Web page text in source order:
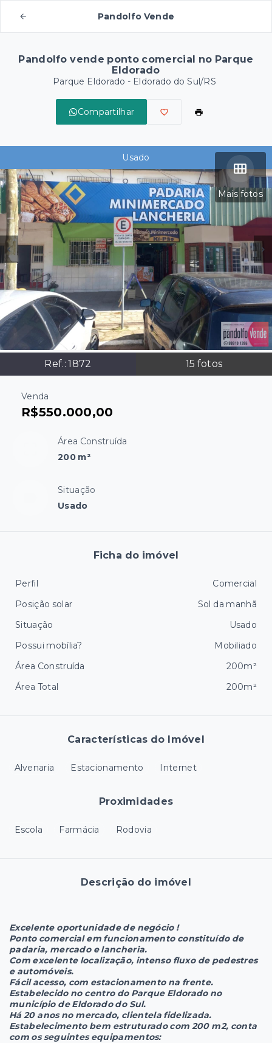
Pandolfo Vende
Pandolfo vende ponto comercial no Parque
Eldorado
Parque Eldorado - Eldorado do Sul/RS
Compartilhar
Mais fotos
Ref.:1872 15 fotos
Usado
Venda
R$550.000,00
Área Construída
200 m²
Situação
Usado
Características do Imóvel
Alvenaria Estacionamento Internet
Proximidades
Escola Farmácia Rodovia
Descrição do imóvel
Excelente oportunidade de negócio !
Ponto comercial em funcionamento constituído de
padaria, mercado e lancheria.
Com excelente localização, intenso fluxo de pedestres
e automóveis.
Fácil acesso, com estacionamento na frente.
Estabelecido no centro do Parque Eldorado no
município de Eldorado do Sul.
Há 20 anos no mercado, clientela fidelizada.
Estabelecimento bem estruturado com 200 m2, conta
com os seguintes equipamentos:
Ficha do imóvel
Perfil
Comercial
Posição solar
Sol da manhã
Situação
Usado
Possui mobília?
Mobiliado
Área Construída
200m²
Área Total
200m²